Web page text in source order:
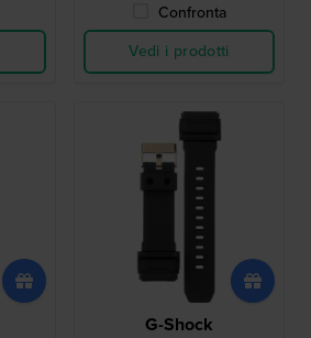
Confronta
Vedi i prodotti
G-Shock